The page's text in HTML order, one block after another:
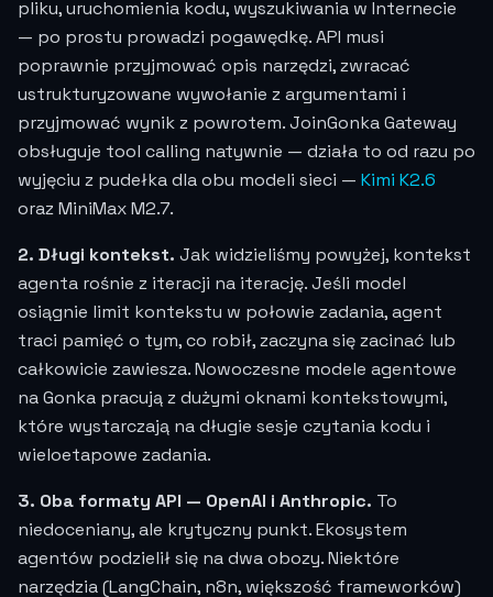
pliku, uruchomienia kodu, wyszukiwania w Internecie
— po prostu prowadzi pogawędkę. API musi
poprawnie przyjmować opis narzędzi, zwracać
ustrukturyzowane wywołanie z argumentami i
przyjmować wynik z powrotem. JoinGonka Gateway
obsługuje tool calling natywnie — działa to od razu po
wyjęciu z pudełka dla obu modeli sieci — Kimi K2.6
oraz MiniMax M2.7.
2. Długi kontekst. Jak widzieliśmy powyżej, kontekst
agenta rośnie z iteracji na iterację. Jeśli model
osiągnie limit kontekstu w połowie zadania, agent
traci pamięć o tym, co robił, zaczyna się zacinać lub
całkowicie zawiesza. Nowoczesne modele agentowe
na Gonka pracują z dużymi oknami kontekstowymi,
które wystarczają na długie sesje czytania kodu i
wieloetapowe zadania.
3. Oba formaty API — OpenAI i Anthropic. To
niedoceniany, ale krytyczny punkt. Ekosystem
agentów podzielił się na dwa obozy. Niektóre
narzędzia (LangChain, n8n, większość frameworków)